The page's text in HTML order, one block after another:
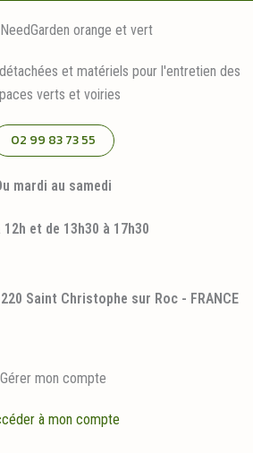
et matériels pour l'entretien des
verts et voiries
02 99 83 73 55
mardi au samedi
12h et de 13h30 à 17h30
Saint Christophe sur Roc - FRANCE
Gérer mon compte
à mon compte